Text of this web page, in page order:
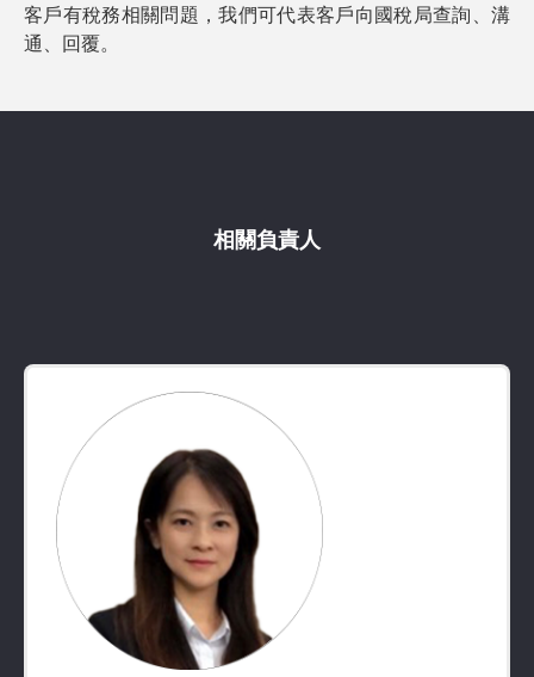
客戶有稅務相關問題，我們可代表客戶向國稅局查詢、溝
通、回覆。
相關負責人